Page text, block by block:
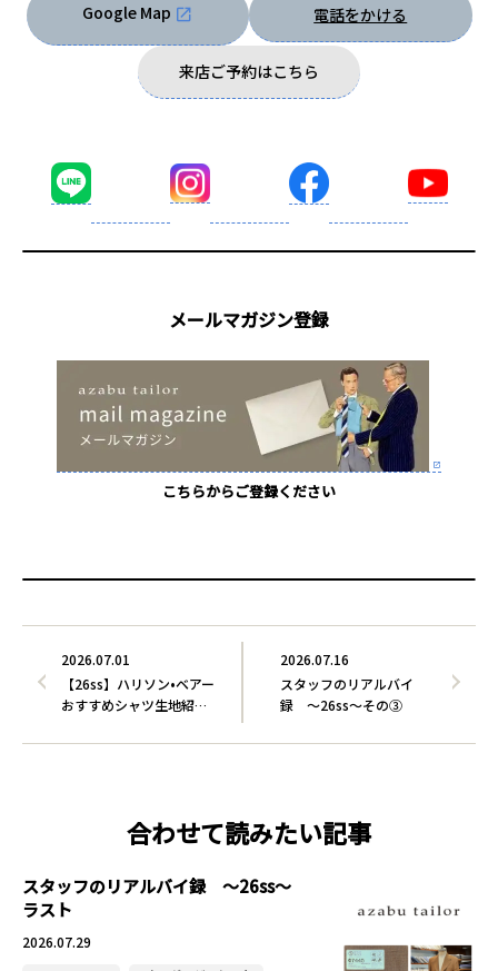
Google Map 電話をかける
来店ご予約はこちら
メールマガジン登録
こちらからご登録ください
2026.07.16
スタッフのリアルバイ
録 〜26ss〜その③
2026.07.01
【26ss】ハリソン•ベアー
おすすめシャツ生地紹…
合わせて読みたい記事
スタッフのリアルバイ録 〜26ss〜
ラスト
2026.07.29